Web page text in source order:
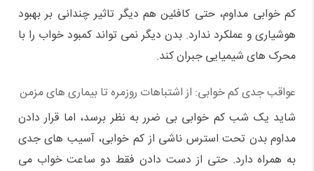
کم خوابی مداوم، حتی کافئین هم دیگر تاثیر چندانی بر بهبود
هوشیاری و عملکرد ندارد. بدن دیگر نمی تواند کمبود خواب را با
محرک های شیمیایی جبران کند.
عواقب جدی کم خوابی: از اشتباهات روزمره تا بیماری های مزمن
شاید یک شب کم خوابی بی ضرر به نظر برسد، اما قرار دادن
مداوم بدن تحت استرس ناشی از کم خوابی، آسیب های جدی
به همراه دارد. حتی از دست دادن فقط دو ساعت خواب می